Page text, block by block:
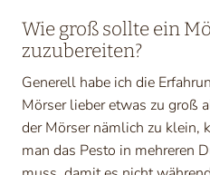
Wie groß sollte ein
zuzubereiten?
Generell habe ich die
Mörser lieber etwas zu groß
der Mörser nämlich zu klein,
man das Pesto in mehreren